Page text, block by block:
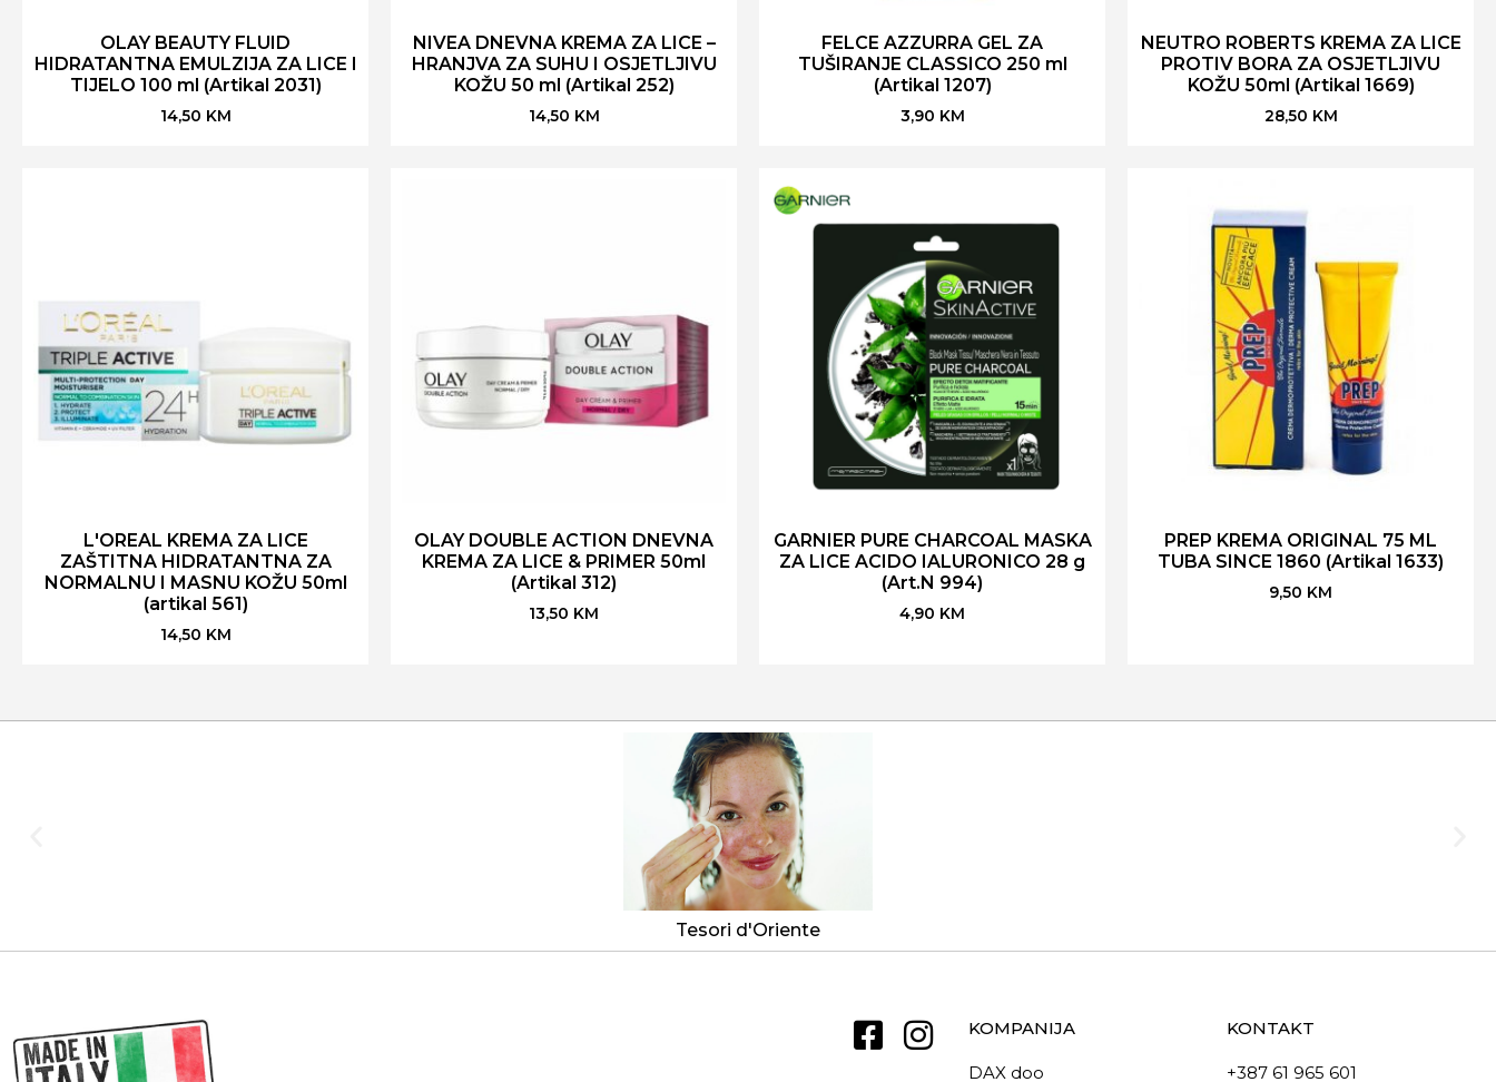
OLAY BEAUTY FLUID
HIDRATANTNA EMULZIJA ZA LICE I
TIJELO 100 ml (Artikal 2031)
14,50 KM
NIVEA DNEVNA KREMA ZA LICE –
HRANJVA ZA SUHU I OSJETLJIVU
KOŽU 50 ml (Artikal 252)
14,50 KM
FELCE AZZURRA GEL ZA
TUŠIRANJE CLASSICO 250 ml
(Artikal 1207)
3,90 KM
NEUTRO ROBERTS KREMA ZA LICE
PROTIV BORA ZA OSJETLJIVU
KOŽU 50ml (Artikal 1669)
28,50 KM
L'OREAL KREMA ZA LICE
ZAŠTITNA HIDRATANTNA ZA
NORMALNU I MASNU KOŽU 50ml
(artikal 561)
14,50 KM
OLAY DOUBLE ACTION DNEVNA
KREMA ZA LICE & PRIMER 50ml
(Artikal 312)
13,50 KM
GARNIER PURE CHARCOAL MASKA
ZA LICE ACIDO IALURONICO 28 g
(Art.N 994)
4,90 KM
PREP KREMA ORIGINAL 75 ML
TUBA SINCE 1860 (Artikal 1633)
9,50 KM
Tesori d'Oriente
KOMPANIJA
DAX doo
KONTAKT
+387 61 965 601